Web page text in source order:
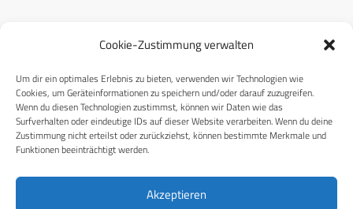
Cookie-Zustimmung verwalten
Um dir ein optimales Erlebnis zu bieten, verwenden wir Technologien wie
Cookies, um Geräteinformationen zu speichern und/oder darauf zuzugreifen.
Wenn du diesen Technologien zustimmst, können wir Daten wie das
Surfverhalten oder eindeutige IDs auf dieser Website verarbeiten. Wenn du deine
Zustimmung nicht erteilst oder zurückziehst, können bestimmte Merkmale und
Funktionen beeinträchtigt werden.
Akzeptieren
RECHTLICHES
Datenschutzerklärung
Cookie-Richtlinie (EU)